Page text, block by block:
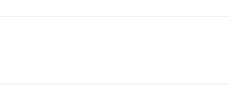
sind von 1 mm bis zu einer maximalen
ohne dass eine